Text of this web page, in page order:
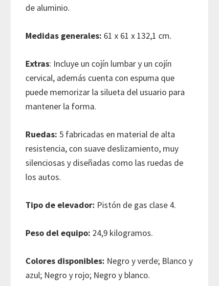
de aluminio.
Medidas generales: 61 x 61 x 132,1 cm.
Extras: Incluye un cojín lumbar y un cojín
cervical, además cuenta con espuma que
puede memorizar la silueta del usuario para
mantener la forma.
Ruedas: 5 fabricadas en material de alta
resistencia, con suave deslizamiento, muy
silenciosas y diseñadas como las ruedas de
los autos.
Tipo de elevador: Pistón de gas clase 4.
Peso del equipo: 24,9 kilogramos.
Colores disponibles: Negro y verde; Blanco y
azul; Negro y rojo; Negro y blanco.